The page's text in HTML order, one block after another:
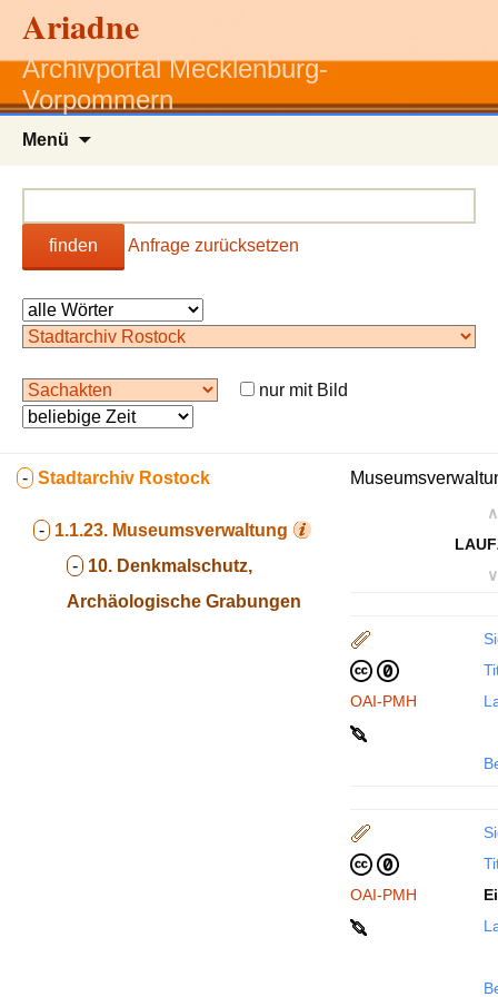
Ariadne
Archivportal Mecklenburg-
Vorpommern
Menü
finden Anfrage zurücksetzen
nur mit Bild
- Stadtarchiv Rostock
- 1.1.23. Museumsverwaltung
- 10. Denkmalschutz,
Archäologische Grabungen
∧
∨
OAI-PMH
OAI-PMH